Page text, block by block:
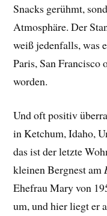
Snacks gerühmt,
Atmosphäre. Der
weiß jedenfalls, was
Paris, San Francisco
worden.
Und oft positiv
in Ketchum, Idaho,
das ist der letzte
kleinen Bergnest am
Ehefrau Mary von
um, und hier liegt er